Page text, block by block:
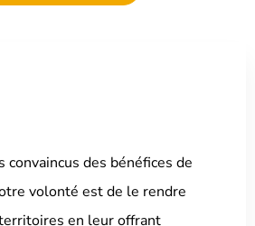
convaincus des bénéfices de
volonté est de le rendre
en leur offrant